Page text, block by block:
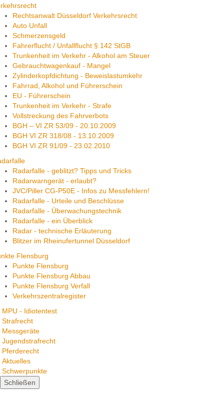
Rechtsanwalt Düsseldorf Verkehrsrecht
Auto Unfall
Schmerzensgeld
Fahrerflucht / Unfallflucht § 142 StGB
Trunkenheit im Verkehr - Alkohol am Steuer
Gebrauchtwagenkauf - Mangel
Zylinderkopfdichtung - Beweislastumkehr
Fahrrad, Alkohol und Führerschein
EU - Führerschein
Trunkenheit im Verkehr - Strafe
Vollstreckung des Fahrverbots
BGH – VI ZR 53/09 - 20.10.2009
BGH VI ZR 318/08 - 13.10.2009
BGH VI ZR 91/09 - 23.02.2010
Radarfalle - geblitzt? Tipps und Tricks
Radarwarngerät - erlaubt?
JVC/Piller CG-P50E - Infos zu Messfehlern!
Radarfalle - Urteile und Beschlüsse
Radarfalle - Überwachungstechnik
Radarfalle - ein Überblick
Radar - technische Erläuterung
Blitzer im Rheinufertunnel Düsseldorf
Flensburg
Punkte Flensburg
Punkte Flensburg Abbau
Punkte Flensburg Verfall
Verkehrszentralregister
MPU - Idiotentest
Strafrecht
Messgeräte
Jugendstrafrecht
Pferderecht
Aktuelles
Schwerpunkte
Schließen